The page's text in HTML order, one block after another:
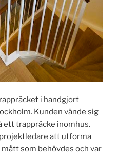
i handgjort
Kunden vände sig
ett trappräcke inomhus.
projektledare att utforma
som behövdes och var